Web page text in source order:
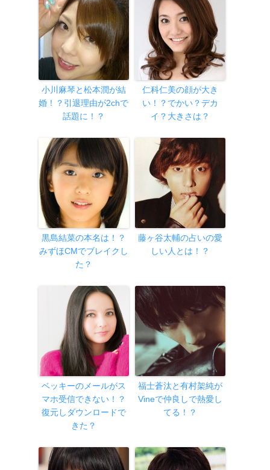
小川麻琴と松本潤が結
婚！？引退理由が2chで
話題に！？
仁科仁美の顔が大き
い！？でかい？デカ
イ？大きさは？
黒島結菜の本名は！？
みずほCMでブレイクし
た？
藤ヶ谷太輔の占いの愛
しい人とは！？
ベッキーのメールがス
マホ受信できない！？
復元しダウンロードで
きた？
福士蒼汰と有村架純が
Vineで仲良しで熱愛し
てる！？